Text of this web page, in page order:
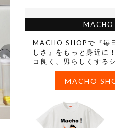
MACHO
MACHO SHOPで『毎
しさ』をもっと身近に
コ良く、男らしくする
MACHO